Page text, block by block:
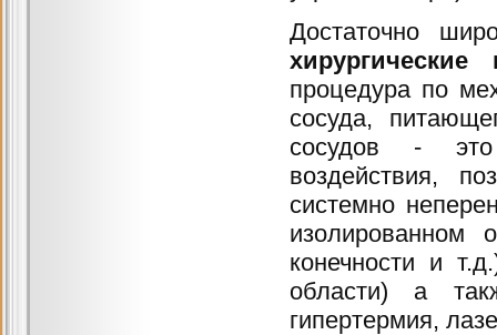
Достаточно
хирургические
процедура по
сосуда,
сосудов - это
воздействия,
системно
изолированном
конечности и
области) а
гипертермия,